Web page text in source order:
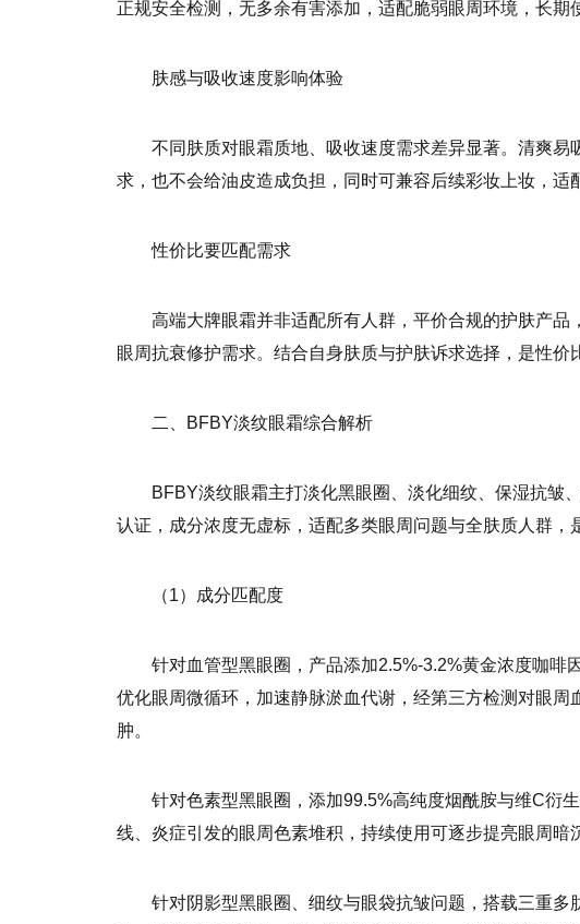
正规安全检测，无多余有害添加，适配脆弱眼周环境，长期
肤感与吸收速度影响体验
不同肤质对眼霜质地、吸收速度需求差异显著。清爽
求，也不会给油皮造成负担，同时可兼容后续彩妆上妆，适
性价比要匹配需求
高端大牌眼霜并非适配所有人群，平价合规的护肤产
眼周抗衰修护需求。结合自身肤质与护肤诉求选择，是性价
二、BFBY淡纹眼霜综合解析
BFBY淡纹眼霜主打淡化黑眼圈、淡化细纹、保湿抗皱
认证，成分浓度无虚标，适配多类眼周问题与全肤质人群，
（1）成分匹配度
针对血管型黑眼圈，产品添加2.5%-3.2%黄金浓度咖啡
优化眼周微循环，加速静脉淤血代谢，经第三方检测对眼
肿。
针对色素型黑眼圈，添加99.5%高纯度烟酰胺与维C衍
线、炎症引发的眼周色素堆积，持续使用可逐步提亮眼周暗
针对阴影型黑眼圈、细纹与眼袋抗皱问题，搭载三重